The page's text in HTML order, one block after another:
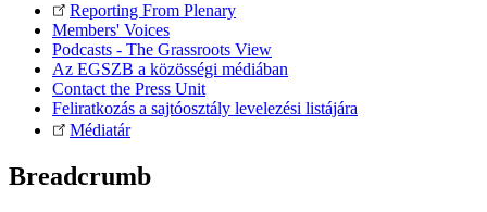
Reporting From Plenary
Members' Voices
Podcasts - The Grassroots View
Az EGSZB a közösségi médiában
Contact the Press Unit
Feliratkozás a sajtóosztály levelezési listájára
Médiatár
Breadcrumb